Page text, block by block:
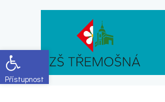
Open toolbar